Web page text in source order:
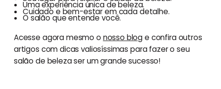
Uma experiência única de beleza.
Cuidado e bem-estar em cada detalhe.
O salão que entende você.
Acesse agora mesmo o nosso bloge confira outros
artigos com dicas valiosíssimas para fazer o seu
salão de beleza ser um grande sucesso!